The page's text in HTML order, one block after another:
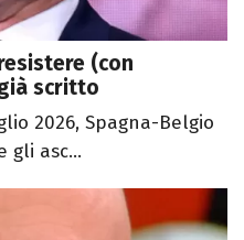
(con
scritto
2026, Spagna-Belgio
gli asc...